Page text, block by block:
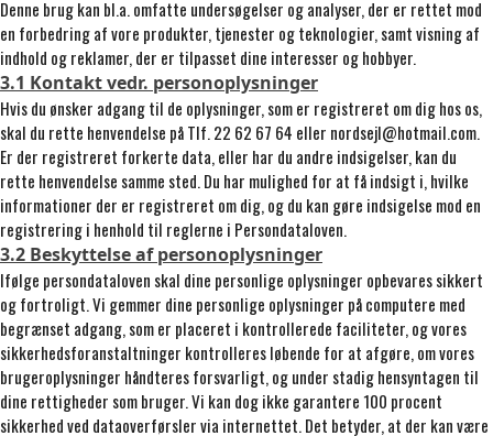
Denne brug kan bl.a. omfatte undersøgelser og analyser, der er rettet mod
en forbedring af vore produkter, tjenester og teknologier, samt visning af
indhold og reklamer, der er tilpasset dine interesser og hobbyer.
3.1 Kontakt vedr. personoplysninger
Hvis du ønsker adgang til de oplysninger, som er registreret om dig hos os,
skal du rette henvendelse på Tlf. 22 62 67 64 eller nordsejl@hotmail.com.
Er der registreret forkerte data, eller har du andre indsigelser, kan du
rette henvendelse samme sted. Du har mulighed for at få indsigt i, hvilke
informationer der er registreret om dig, og du kan gøre indsigelse mod en
registrering i henhold til reglerne i Persondataloven.
3.2 Beskyttelse af personoplysninger
Ifølge persondataloven skal dine personlige oplysninger opbevares sikkert
og fortroligt. Vi gemmer dine personlige oplysninger på computere med
begrænset adgang, som er placeret i kontrollerede faciliteter, og vores
sikkerhedsforanstaltninger kontrolleres løbende for at afgøre, om vores
brugeroplysninger håndteres forsvarligt, og under stadig hensyntagen til
dine rettigheder som bruger. Vi kan dog ikke garantere 100 procent
sikkerhed ved dataoverførsler via internettet. Det betyder, at der kan være